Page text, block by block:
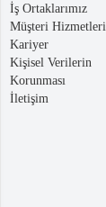
İş Ortaklarımız
Müşteri Hizmetleri
Kariyer
Kişisel Verilerin
Korunması
İletişim